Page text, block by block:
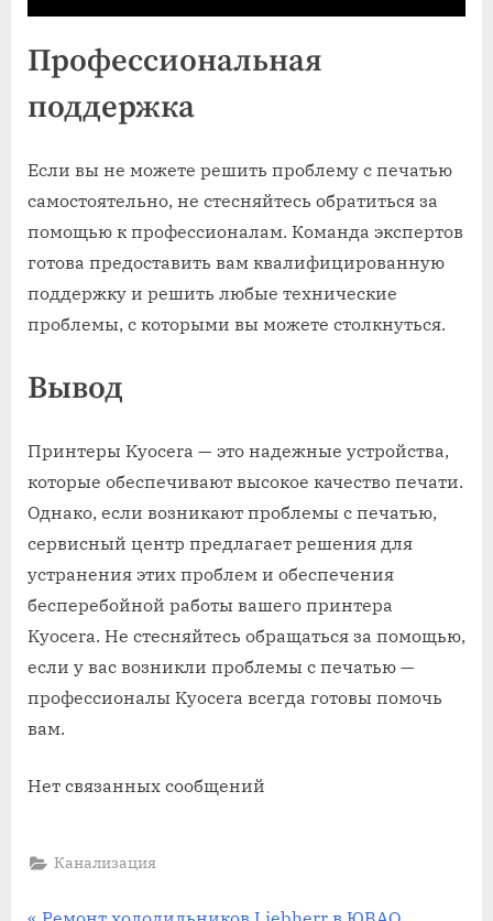
Профессиональная
поддержка
Если вы не можете решить проблему с печатью
самостоятельно, не стесняйтесь обратиться за
помощью к профессионалам. Команда экспертов
готова предоставить вам квалифицированную
поддержку и решить любые технические
проблемы, с которыми вы можете столкнуться.
Вывод
Принтеры Kyocera — это надежные устройства,
которые обеспечивают высокое качество печати.
Однако, если возникают проблемы с печатью,
сервисный центр предлагает решения для
устранения этих проблем и обеспечения
бесперебойной работы вашего принтера
Kyocera. Не стесняйтесь обращаться за помощью,
если у вас возникли проблемы с печатью —
профессионалы Kyocera всегда готовы помочь
вам.
Нет связанных сообщений
Канализация